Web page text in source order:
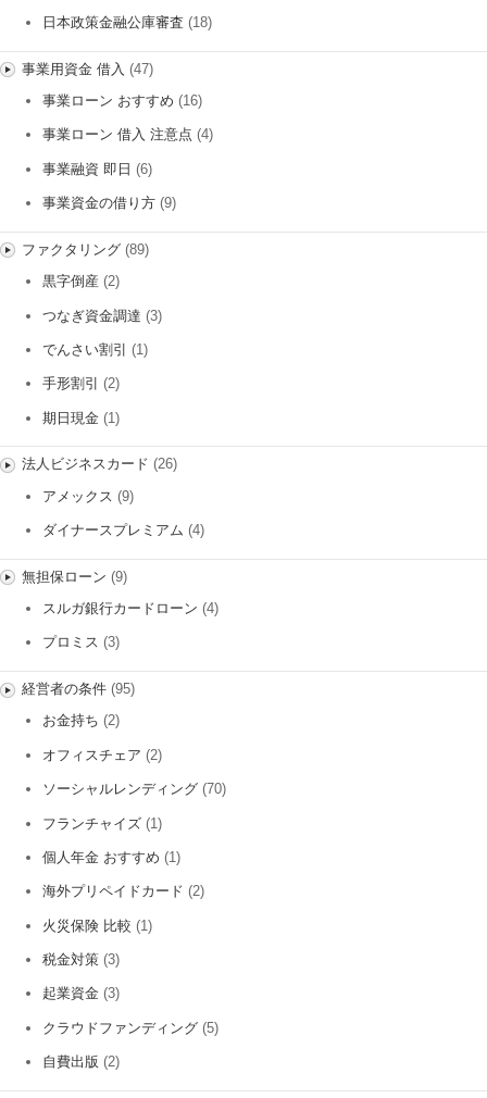
日本政策金融公庫審査 (18)
事業用資金 借入 (47)
事業ローン おすすめ (16)
事業ローン 借入 注意点 (4)
事業融資 即日 (6)
事業資金の借り方 (9)
ファクタリング(89)
黒字倒産 (2)
つなぎ資金調達 (3)
でんさい割引 (1)
手形割引 (2)
期日現金 (1)
法人ビジネスカード (26)
アメックス (9)
ダイナースプレミアム (4)
無担保ローン (9)
スルガ銀行カードローン (4)
プロミス (3)
経営者の条件(95)
お金持ち (2)
オフィスチェア (2)
ソーシャルレンディング (70)
フランチャイズ (1)
個人年金 おすすめ (1)
海外プリペイドカード (2)
火災保険 比較 (1)
税金対策 (3)
起業資金 (3)
クラウドファンディング (5)
自費出版 (2)